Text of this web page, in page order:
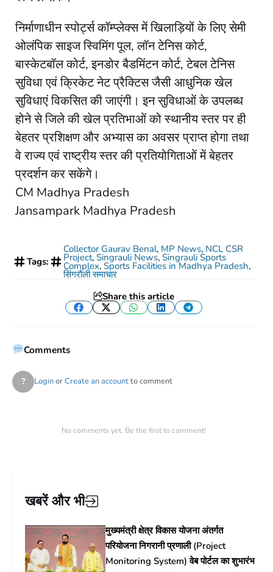
निर्माणाधीन स्पोर्ट्स कॉम्प्लेक्स में खिलाड़ियों के लिए सेमी
ओलंपिक साइज स्विमिंग पूल, लॉन टेनिस कोर्ट,
बास्केटबॉल कोर्ट, इनडोर बैडमिंटन कोर्ट, टेबल टेनिस
सुविधा एवं क्रिकेट नेट प्रैक्टिस जैसी आधुनिक खेल
सुविधाएं विकसित की जाएंगी। इन सुविधाओं के उपलब्ध
होने से जिले की खेल प्रतिभाओं को स्थानीय स्तर पर ही
बेहतर प्रशिक्षण और अभ्यास का अवसर प्राप्त होगा तथा
वे राज्य एवं राष्ट्रीय स्तर की प्रतियोगिताओं में बेहतर
प्रदर्शन कर सकेंगे।
CM Madhya Pradesh
Jansampark Madhya Pradesh
Tags:
Collector Gaurav Benal, MP News, NCL CSR
Project, Singrauli News, Singrauli Sports
Complex, Sports Facilities in Madhya Pradesh,
सिंगरौली समाचार
Share this article
Facebook
TwitterWhatsApp
LinkedInTelegram
Comments
? LoginorCreate an accountto comment
No comments yet. Be the first to comment!
खबरें और भी
मुख्यमंत्री क्षेत्र विकास योजना अंतर्गत
परियोजना निगरानी प्रणाली (Project
Monitoring System) वेब पोर्टल का शुभारंभ